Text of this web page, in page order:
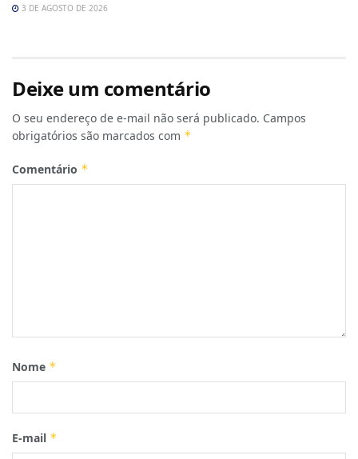
3 DE AGOSTO DE 2026
Deixe um comentário
O seu endereço de e-mail não será publicado. Campos
obrigatórios são marcados com *
Comentário *
Nome *
E-mail *